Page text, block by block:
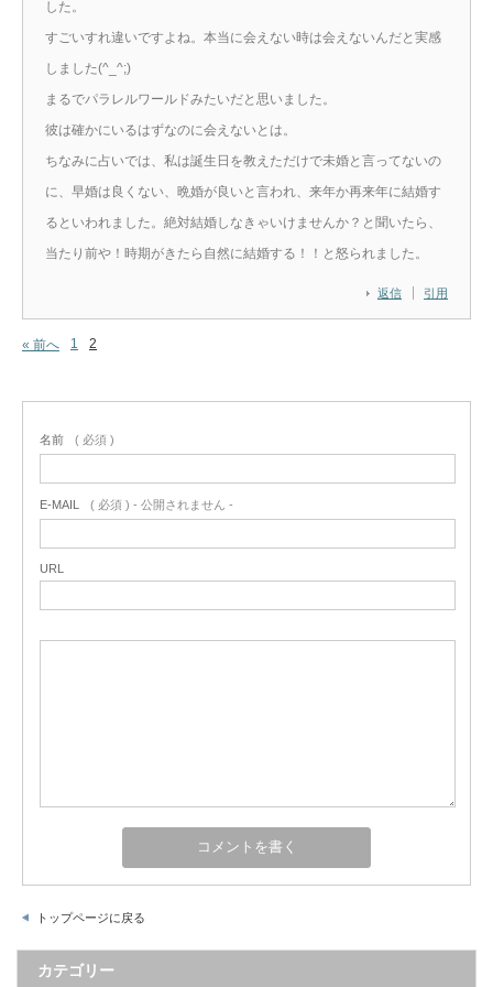
返信 引用
した。
すごいすれ違いですよね。本当に会えない時は会えないんだと実感
しました(^_^;)
まるでパラレルワールドみたいだと思いました。
彼は確かにいるはずなのに会えないとは。
ちなみに占いでは、私は誕生日を教えただけで未婚と言ってないの
に、早婚は良くない、晩婚が良いと言われ、来年か再来年に結婚す
るといわれました。絶対結婚しなきゃいけませんか？と聞いたら、
当たり前や！時期がきたら自然に結婚する！！と怒られました。
« 前へ 1 2
名前 ( 必須 )
E-MAIL ( 必須 ) - 公開されません -
URL
トップページに戻る
カテゴリー